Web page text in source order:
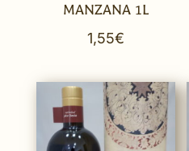
MANZANA 1L
1,55€